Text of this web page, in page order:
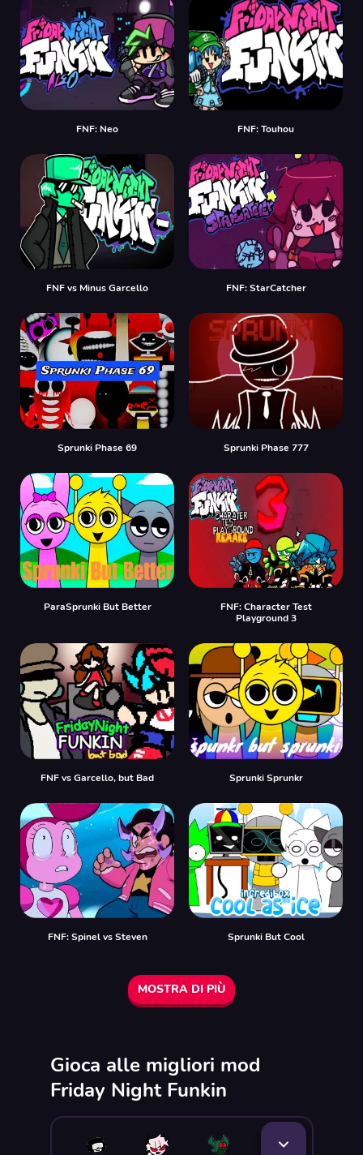
FNF: Neo FNF: Touhou
FNF vs Minus Garcello FNF: StarCatcher
Sprunki Phase 69 Sprunki Phase 777
ParaSprunki But Better
FNF: Character Test
Playground 3
FNF vs Garcello, but Bad Sprunki Sprunkr
FNF: Spinel vs Steven Sprunki But Cool
MOSTRA DI PIÙ
Gioca alle migliori mod
Friday Night Funkin